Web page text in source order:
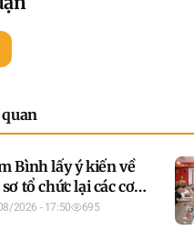
Bình lấy ý kiến về
tổ chức lại các cơ
dục
2026 - 17:50 695